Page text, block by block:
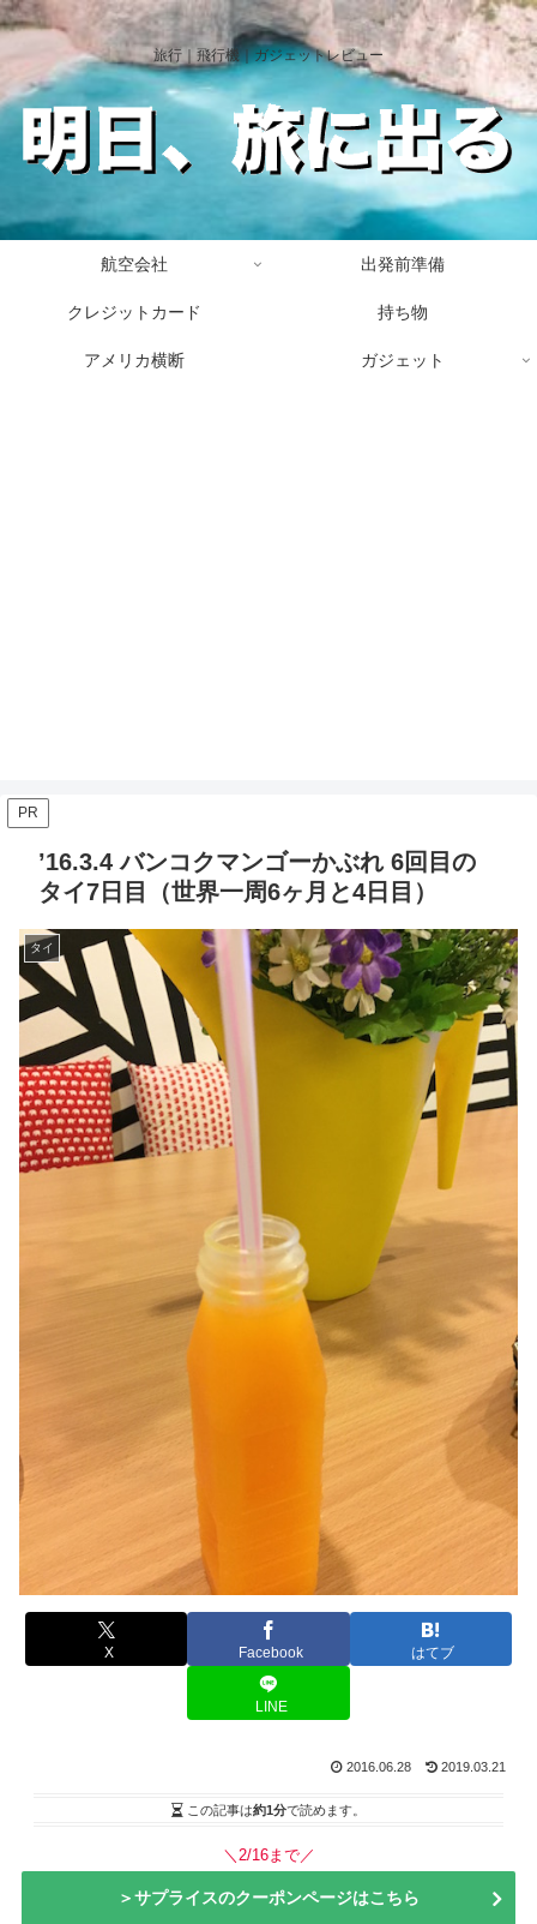
旅行｜飛行機｜ガジェットレビュー
航空会社 出発前準備
クレジットカード 持ち物
アメリカ横断 ガジェット
PR
’16.3.4 バンコクマンゴーかぶれ 6回目の
タイ7日目（世界一周6ヶ月と4日目）
タイ
X Facebook はてブ
LINE
2016.06.28 2019.03.21
この記事は約1分で読めます。
＼2/16まで／
＞サプライスのクーポンページはこちら